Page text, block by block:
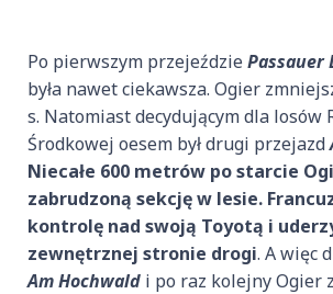
Po pierwszym przejeździePassauer
była nawet ciekawsza. Ogier
s. Natomiast decydującym dla losów
Środkowej oesem był drugi przejazd
Niecałe 600 metrów po starcie
zabrudzoną sekcję w lesie.
kontrolę nad swoją Toyotą i
zewnętrznej stronie drogi. A więc
Am Hochwald i po raz kolejny Ogier